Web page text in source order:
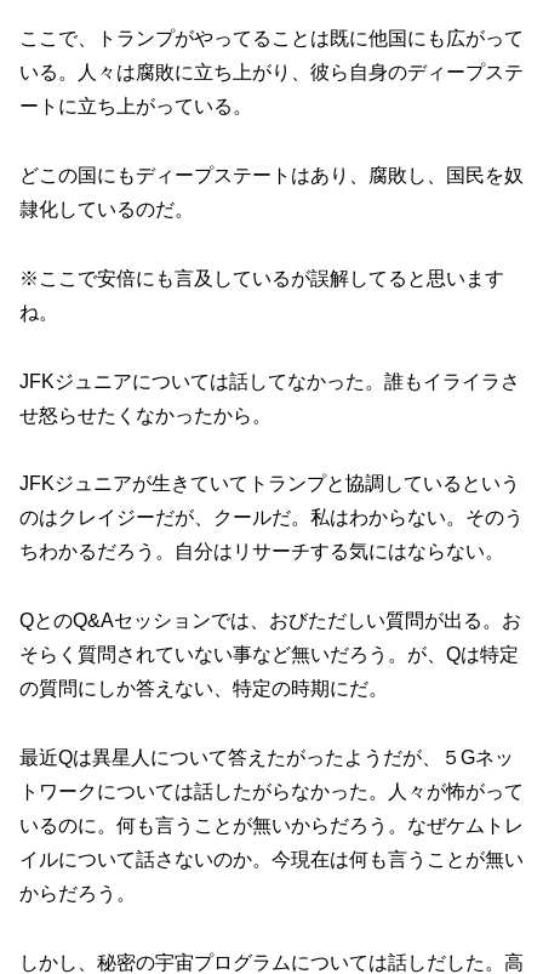
ここで、トランプがやってることは既に他国にも広がって
いる。人々は腐敗に立ち上がり、彼ら自身のディープステ
ートに立ち上がっている。
どこの国にもディープステートはあり、腐敗し、国民を奴
隷化しているのだ。
※ここで安倍にも言及しているが誤解してると思います
ね。
JFKジュニアについては話してなかった。誰もイライラさ
せ怒らせたくなかったから。
JFKジュニアが生きていてトランプと協調しているという
のはクレイジーだが、クールだ。私はわからない。そのう
ちわかるだろう。自分はリサーチする気にはならない。
QとのQ&Aセッションでは、おびただしい質問が出る。お
そらく質問されていない事など無いだろう。が、Qは特定
の質問にしか答えない、特定の時期にだ。
最近Qは異星人について答えたがったようだが、５Gネッ
トワークについては話したがらなかった。人々が怖がって
いるのに。何も言うことが無いからだろう。なぜケムトレ
イルについて話さないのか。今現在は何も言うことが無い
からだろう。
しかし、秘密の宇宙プログラムについては話しだした。高